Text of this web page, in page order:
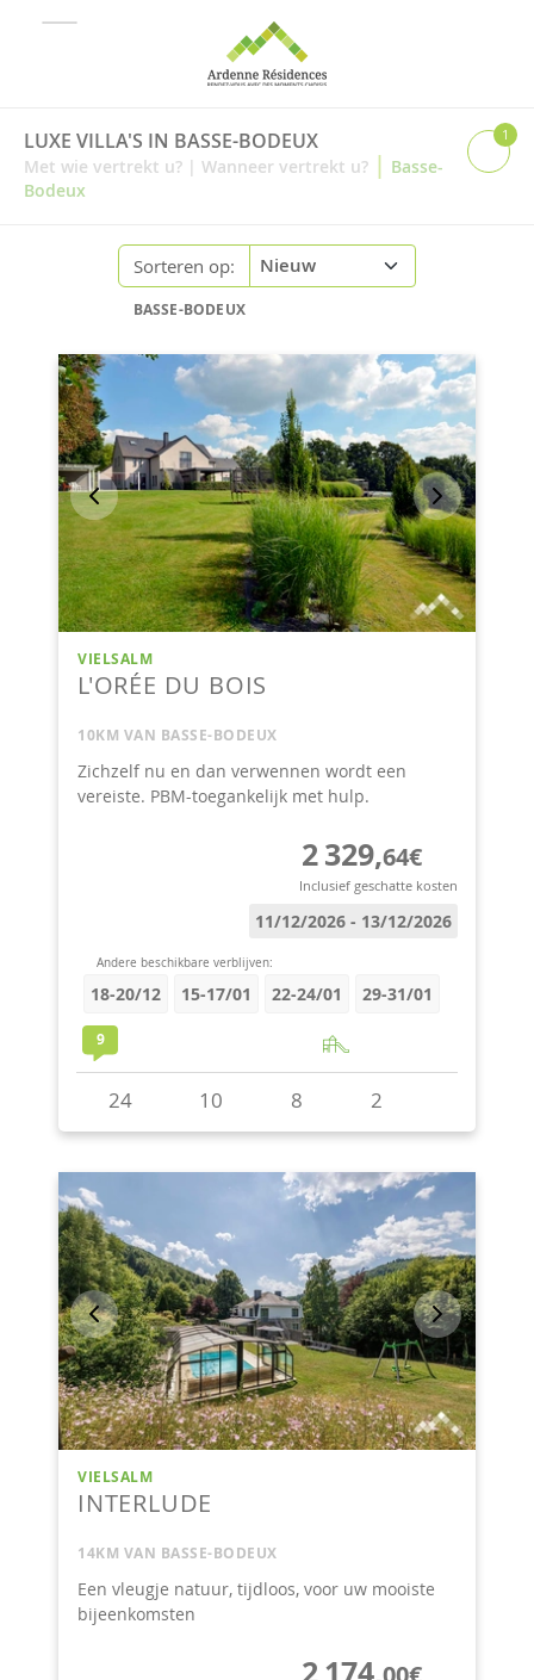
LUXE VILLA'S IN BASSE-BODEUX
Met wie vertrekt u? | Wanneer vertrekt u? | Basse-
Bodeux
1
Sorteren op:
BASSE-BODEUX